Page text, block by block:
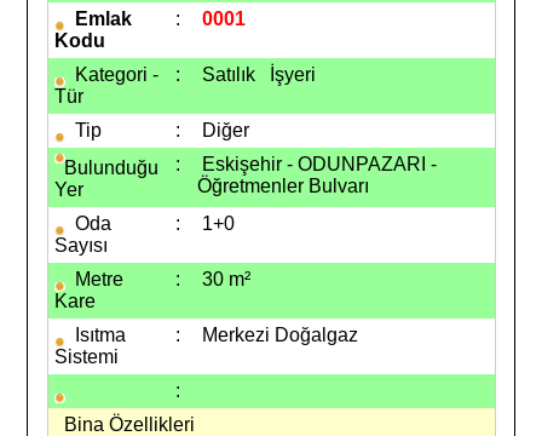
Emlak
Kodu
: 0001
Kategori -
Tür
: Satılık İşyeri
Tip :
Diğer
Bulunduğu
Yer
:
Eskişehir - ODUNPAZARI -
Öğretmenler Bulvarı
Oda
Sayısı
: 1+0
Metre
Kare
: 30 m²
Isıtma
Sistemi
: Merkezi Doğalgaz
:
Bina Özellikleri